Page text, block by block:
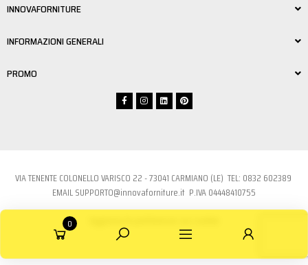
INNOVAFORNITURE
INFORMAZIONI GENERALI
PROMO
VIA TENENTE COLONELLO VARISCO 22 - 73041 CARMIANO (LE) TEL: 0832 602389
EMAILSUPPORTO@innovaforniture.it P.IVA 04448410755
0